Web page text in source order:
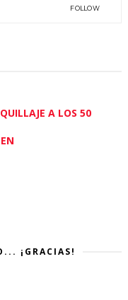
FOLLOW
A LOS 50
¡GRACIAS!